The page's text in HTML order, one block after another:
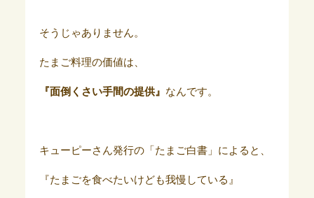
そうじゃありません。
たまご料理の価値は、
『面倒くさい手間の提供』 なんです。
キューピーさん発行の「たまご白書」によると、
『たまごを食べたいけども我慢している』